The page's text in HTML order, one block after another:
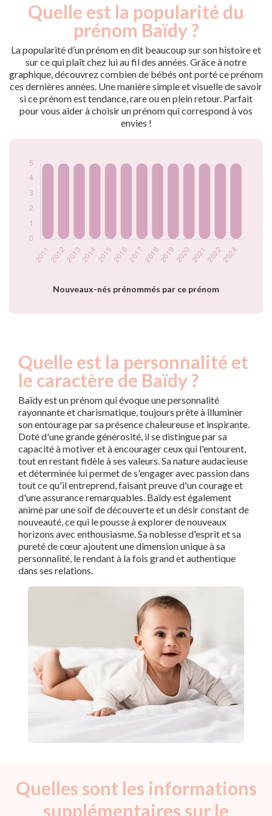
Quelle est la popularité du
prénom Baïdy ?
La popularité d’un prénom en dit beaucoup sur son histoire et
sur ce qui plaît chez lui au fil des années. Grâce à notre
graphique, découvrez combien de bébés ont porté ce prénom
ces dernières années. Une manière simple et visuelle de savoir
si ce prénom est tendance, rare ou en plein retour. Parfait
pour vous aider à choisir un prénom qui correspond à vos
envies !
Nouveaux-nés prénommés par ce prénom
prénom Baïdy par
année
Année
Nouveaux-
nés
2012
5
2013
5
2014
5
2015
5
2016
5
2017
5
2021
5
2022
2024
Quelle est la personnalité et
le caractère de Baïdy ?
Baïdy est un prénom qui évoque une personnalité
rayonnante et charismatique, toujours prête à illuminer
son entourage par sa présence chaleureuse et inspirante.
Doté d'une grande générosité, il se distingue par sa
capacité à motiver et à encourager ceux qui l'entourent,
tout en restant fidèle à ses valeurs. Sa nature audacieuse
et déterminée lui permet de s'engager avec passion dans
tout ce qu'il entreprend, faisant preuve d'un courage et
d'une assurance remarquables. Baïdy est également
animé par une soif de découverte et un désir constant de
nouveauté, ce qui le pousse à explorer de nouveaux
horizons avec enthousiasme. Sa noblesse d'esprit et sa
pureté de cœur ajoutent une dimension unique à sa
personnalité, le rendant à la fois grand et authentique
dans ses relations.
Quelles sont les informations
supplémentaires sur le